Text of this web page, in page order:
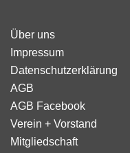
Über uns
Impressum
Datenschutzerklärung
AGB
AGB Facebook
Verein + Vorstand
Mitgliedschaft